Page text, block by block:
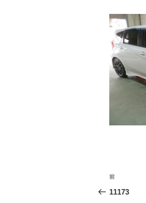
投
稿
前
の
前
11173